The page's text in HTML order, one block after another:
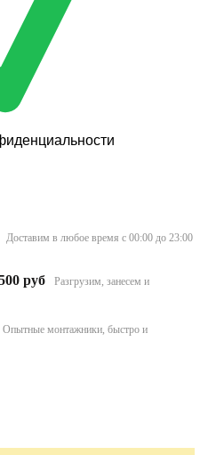
Доставим в любое время с 00:00 до 23:00
руб
Разгрузим, занесем и
Опытные монтажники, быстро и